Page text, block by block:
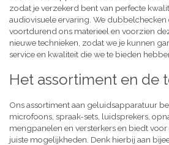
zodat je verzekerd bent van perfecte
audiovisuele ervaring. We dubbelchecken
voortdurend ons materieel en voorzien
nieuwe technieken, zodat we je kunnen
service en kwaliteit die we te bieden
Het assortiment en de
Ons assortiment aan geluidsapparatuur
microfoons, spraak-sets, luidsprekers,
mengpanelen en versterkers en biedt
juiste mogelijkheden. Denk hierbij aan